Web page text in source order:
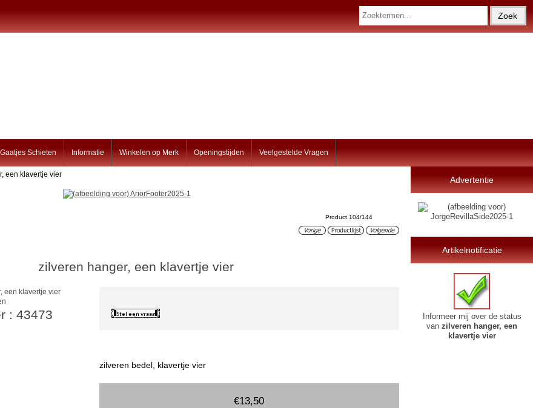
Gaatjes Schieten Informatie Winkelen op Merk Openingstijden Veelgestelde Vragen
een klavertje vier
Product 104/144
zilveren hanger, een klavertje vier
: 43473
zilveren bedel, klavertje vier
€13,50
Advertentie
Artikelnotificatie
Informeer mij over de status
vanzilveren hanger, een
klavertje vier